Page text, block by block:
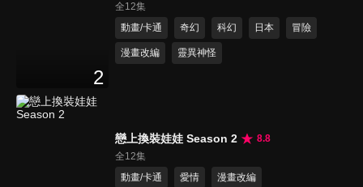
2
全12集
動畫/卡通
奇幻 科幻 日本 冒險
漫畫改編 靈異神怪
戀上換裝娃娃 Season 2
8.8
全12集
動畫/卡通
愛情 漫畫改編